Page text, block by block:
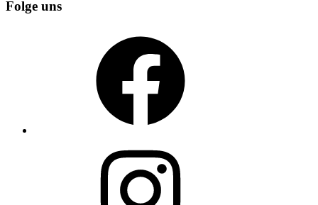
Folge uns